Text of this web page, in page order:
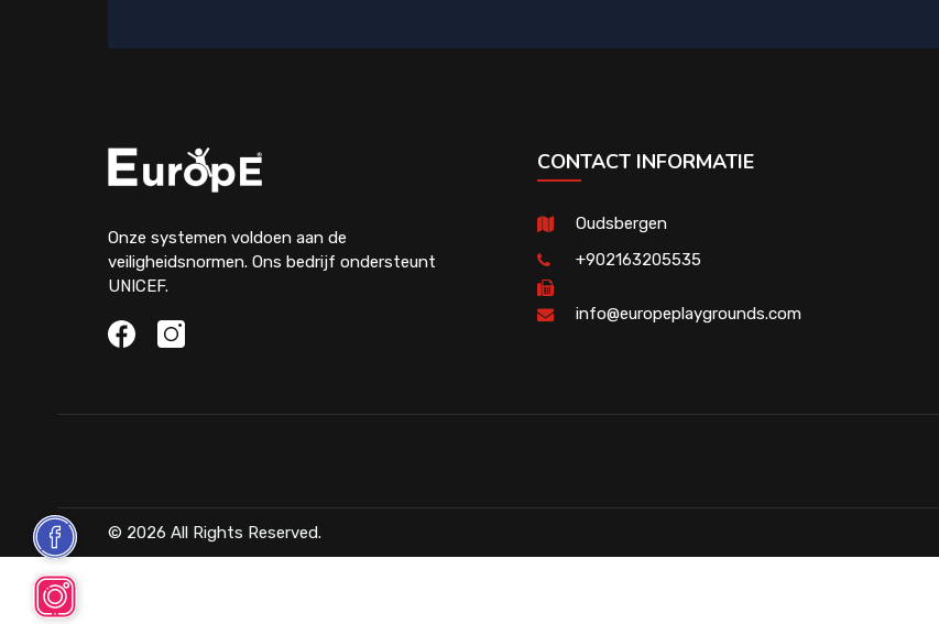
Onze systemen voldoen aan de
veiligheidsnormen. Ons bedrijf ondersteunt
UNICEF.
CONTACT INFORMATIE
Oudsbergen
+902163205535
info@europeplaygrounds.com
© 2026 All Rights Reserved.